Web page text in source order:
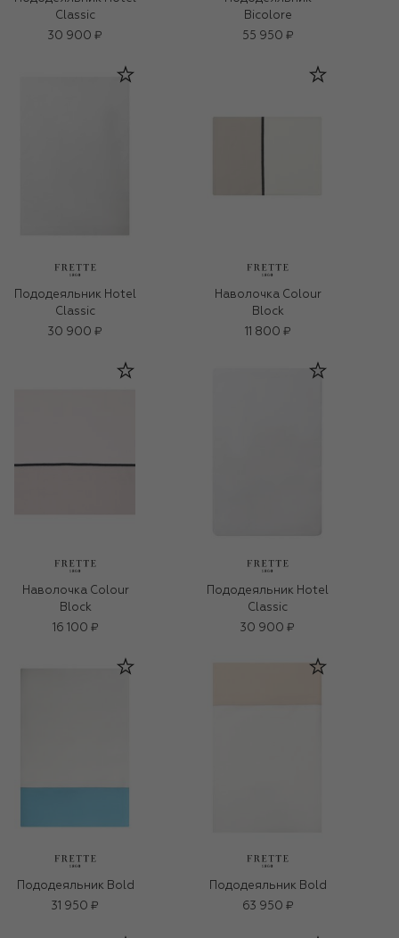
Classic
30 900 ₽
Bicolore
55 950 ₽
Пододеяльник Hotel
Classic
30 900 ₽
Наволочка Colour
Block
11 800 ₽
Наволочка Colour
Block
16 100 ₽
Пододеяльник Hotel
Classic
30 900 ₽
Пододеяльник Bold
31 950 ₽
Пододеяльник Bold
63 950 ₽